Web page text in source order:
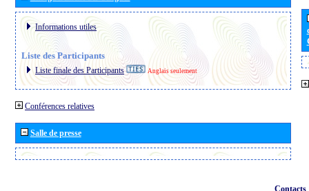
Informations utiles
Liste des Participants
Liste finale des Participants Anglais seulement
Conférences relatives
Salle de presse
Contacts